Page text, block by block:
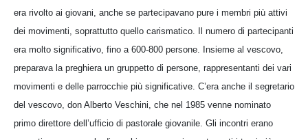
era rivolto ai giovani, anche se partecipavano pure i membri più attivi
dei movimenti, soprattutto quello carismatico. Il numero di partecipanti
era molto significativo, fino a 600-800 persone. Insieme al vescovo,
preparava la preghiera un gruppetto di persone, rappresentanti dei vari
movimenti e delle parrocchie più significative. C’era anche il segretario
del vescovo, don Alberto Veschini, che nel 1985 venne nominato
primo direttore dell’ufficio di pastorale giovanile. Gli incontri erano